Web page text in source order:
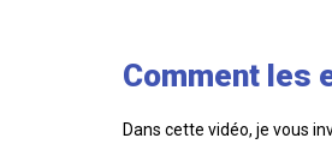
Comment les
Dans cette vidéo, je vous